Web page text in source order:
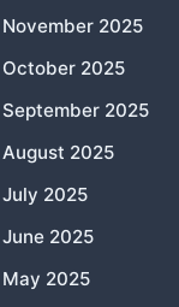
November 2025
October 2025
September 2025
August 2025
July 2025
June 2025
May 2025